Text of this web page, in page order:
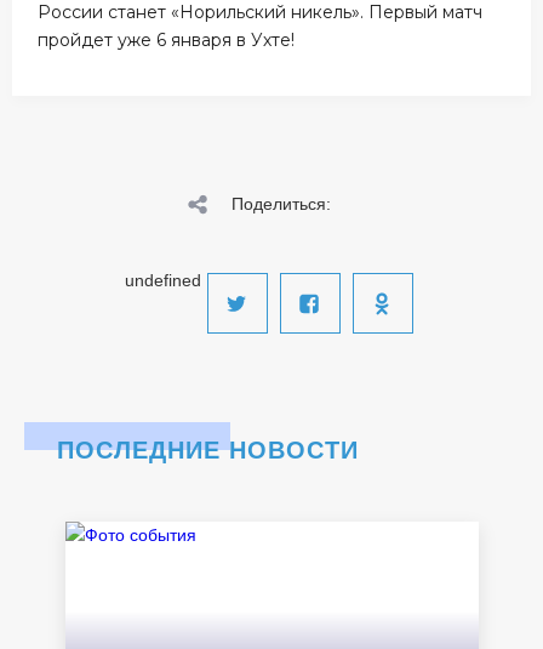
России станет «Норильский никель». Первый матч
пройдет уже 6 января в Ухте!
Поделиться:
undefined
ПОСЛЕДНИЕ НОВОСТИ